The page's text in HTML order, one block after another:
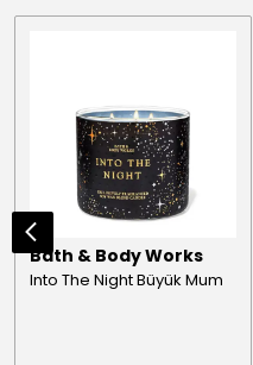
Bath & Body Works
Into The Night Büyük Mum